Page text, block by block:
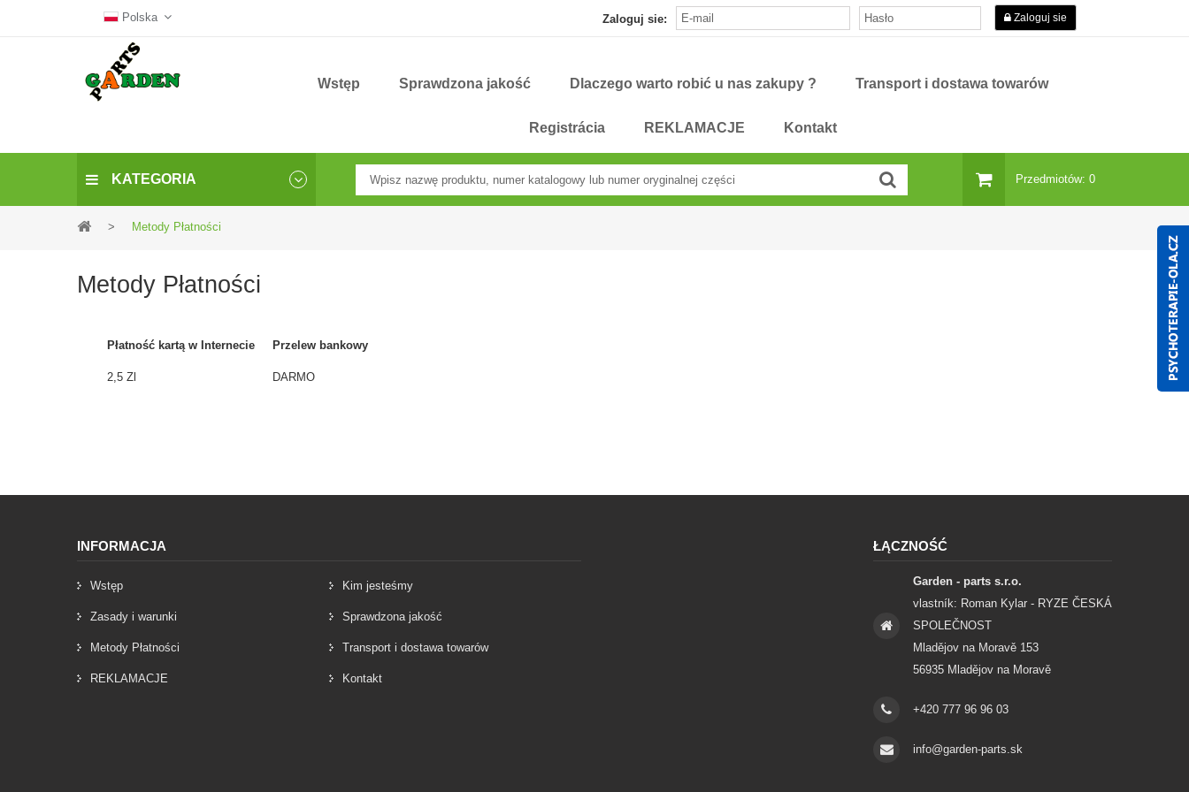
Polska Zaloguj sie: Zaloguj sie
Wstęp Sprawdzona jakość Dlaczego warto robić u nas zakupy ? Transport i dostawa towarów
Registrácia REKLAMACJE Kontakt
KATEGORIA Przedmiotów: 0
> Metody Płatności
Metody Płatności
Płatność kartą w Internecie Przelew bankowy
2,5 Zl DARMO
INFORMACJA
Wstęp Kim jesteśmy
Zasady i warunki Sprawdzona jakość
Metody Płatności Transport i dostawa towarów
REKLAMACJE Kontakt
ŁĄCZNOŚĆ
Garden - parts s.r.o.
vlastník: Roman Kylar - RYZE ČESKÁ
SPOLEČNOST
Mladějov na Moravě 153
56935 Mladějov na Moravě
+420 777 96 96 03
info@garden-parts.sk